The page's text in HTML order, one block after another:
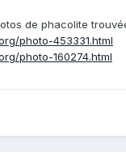
de phacolite
photo-453331.html
photo-160274.html